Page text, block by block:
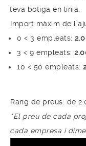
teva botiga en línia.
Import màxim de
0 < 3 empleats:
3 < 9 empleats:
10 < 50 empleats:
Rang de preus: de
*El preu de cada
cada empresa i